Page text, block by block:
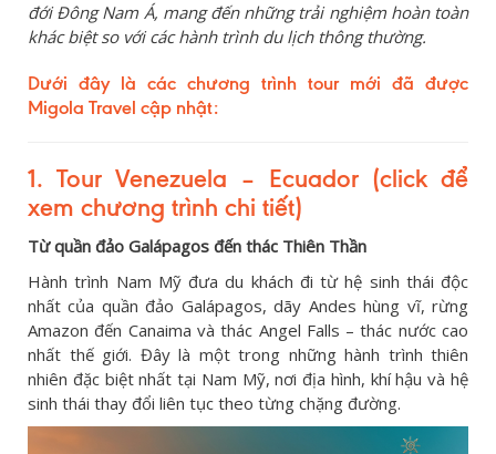
đới Đông Nam Á, mang đến những trải nghiệm hoàn toàn
khác biệt so với các hành trình du lịch thông thường.
Dưới đây là các chương trình tour mới đã được
Migola Travel cập nhật:
1. Tour Venezuela – Ecuador (click để
xem chương trình chi tiết)
Từ quần đảo Galápagos đến thác Thiên Thần
Hành trình Nam Mỹ đưa du khách đi từ hệ sinh thái độc
nhất của quần đảo Galápagos, dãy Andes hùng vĩ, rừng
Amazon đến Canaima và thác Angel Falls – thác nước cao
nhất thế giới. Đây là một trong những hành trình thiên
nhiên đặc biệt nhất tại Nam Mỹ, nơi địa hình, khí hậu và hệ
sinh thái thay đổi liên tục theo từng chặng đường.